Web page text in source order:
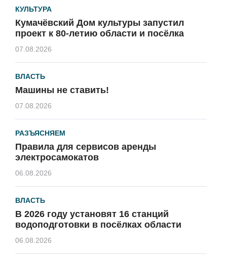
КУЛЬТУРА
Кумачёвский Дом культуры запустил
проект к 80-летию области и посёлка
07.08.2026
ВЛАСТЬ
Машины не ставить!
07.08.2026
РАЗЪЯСНЯЕМ
Правила для сервисов аренды
электросамокатов
06.08.2026
ВЛАСТЬ
В 2026 году установят 16 станций
водоподготовки в посёлках области
06.08.2026